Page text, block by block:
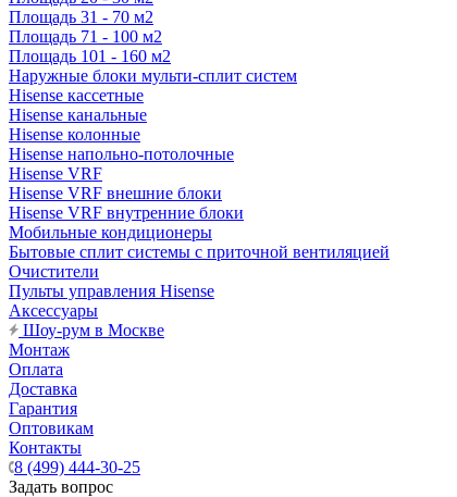
Площадь 31 - 70 м2
Площадь 71 - 100 м2
Площадь 101 - 160 м2
Наружные блоки мульти-сплит систем
Hisense кассетные
Hisense канальные
Hisense колонные
Hisense напольно-потолочные
Hisense VRF
Hisense VRF внешние блоки
Hisense VRF внутренние блоки
Мобильные кондиционеры
Бытовые сплит системы с приточной вентиляцией
Очистители
Пульты управления Hisense
Аксессуары
Шоу-рум в Москве
Монтаж
Оплата
Доставка
Гарантия
Оптовикам
Контакты
8 (499) 444-30-25
Задать вопрос